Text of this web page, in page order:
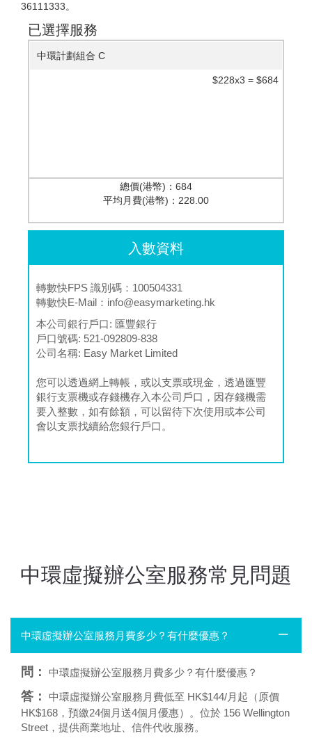
36111333。
已選擇服務
中環計劃組合 C
$228x3 = $684
總價(港幣)： 684
平均月費(港幣)： 228.00
入數資料
轉數快FPS 識別碼：100504331
轉數快E-Mail： info@easymarketing.hk
本公司銀行戶口: 匯豐銀行
戶口號碼: 521-092809-838
公司名稱: Easy Market Limited
您可以透過網上轉帳，或以支票或現金，透過匯豐
銀行支票機或存錢機存入本公司戶口，因存錢機需
要入整數，如有餘額，可以留待下次使用或本公司
會以支票找續給您銀行戶口。
中環虛擬辦公室服務常見問題
中環虛擬辦公室服務月費多少？有什麼優惠？
問： 中環虛擬辦公室服務月費多少？有什麼優惠？
答：
中環虛擬辦公室服務月費低至 HK$144/月起（原價
HK$168，預繳24個月送4個月優惠）。位於 156 Wellington
Street，提供商業地址、信件代收服務。